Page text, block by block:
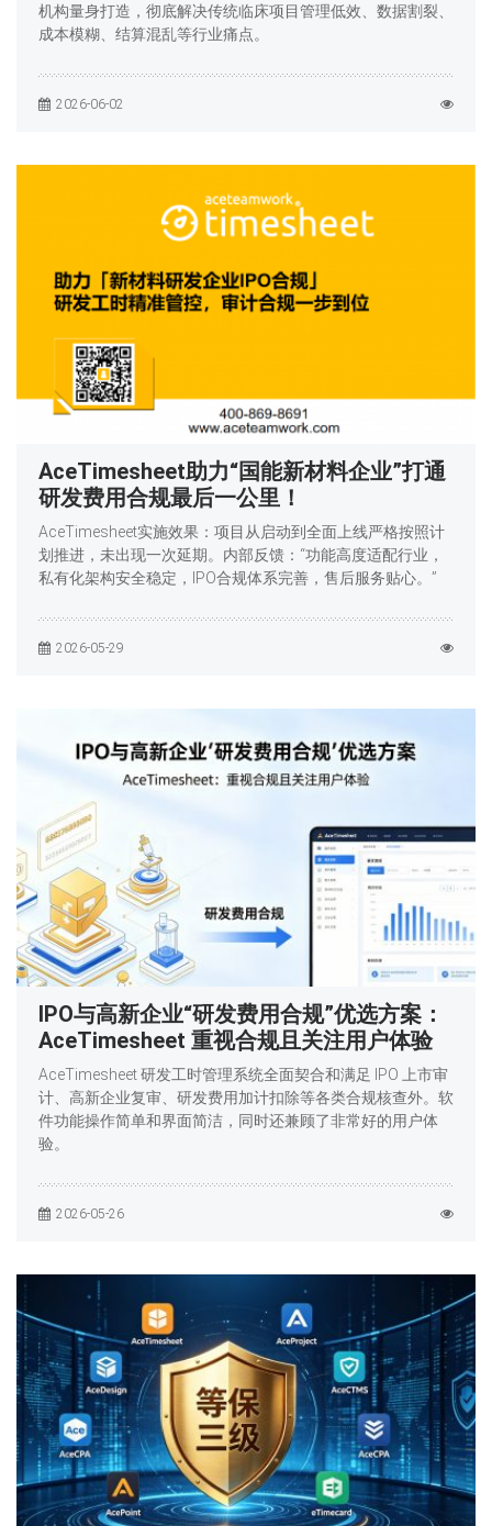
机构量身打造，彻底解决传统临床项目管理低效、数据割裂、
成本模糊、结算混乱等行业痛点。
2026-06-02
AceTimesheet助力“国能新材料企业”打通
研发费用合规最后一公里！
AceTimesheet实施效果：项目从启动到全面上线严格按照计
划推进，未出现一次延期。内部反馈：“功能高度适配行业，
私有化架构安全稳定，IPO合规体系完善，售后服务贴心。”
2026-05-29
IPO与高新企业“研发费用合规”优选方案：
AceTimesheet 重视合规且关注用户体验
AceTimesheet 研发工时管理系统全面契合和满足 IPO 上市审
计、高新企业复审、研发费用加计扣除等各类合规核查外。软
件功能操作简单和界面简洁，同时还兼顾了非常好的用户体
验。
2026-05-26